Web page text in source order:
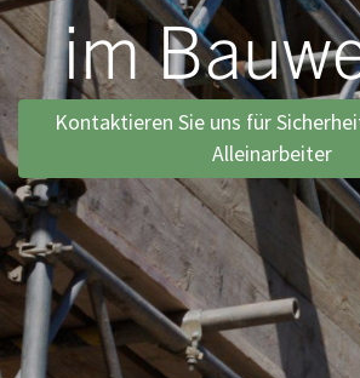
im
Kontaktieren Sie uns für
Alleinarbeiter